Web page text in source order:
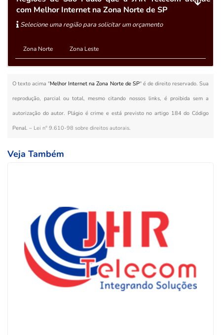
com Melhor Internet na Zona Norte de SP
Selecione uma região para solicitar um orçamento
Zona Norte Zona Leste
O texto acima "Melhor Internet na Zona Norte de SP" é de direito reservado. Sua
reprodução, parcial ou total, mesmo citando nossos links, é proibida sem a
autorização do autor. Plágio é crime e está previsto no artigo 184 do Código
Penal. – Lei n° 9.610-98 sobre direitos autorais.
Veja Também